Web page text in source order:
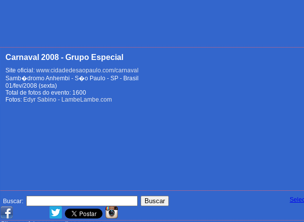
Carnaval 2008 - Grupo Especial
Site oficial: www.cidadedesaopaulo.com/carnaval
Samb�dromo Anhembi - S�o Paulo - SP - Brasil
01/fev/2008 (sexta)
Total de fotos do evento: 1600
Fotos: Edyr Sabino - LambeLambe.com
Buscar: